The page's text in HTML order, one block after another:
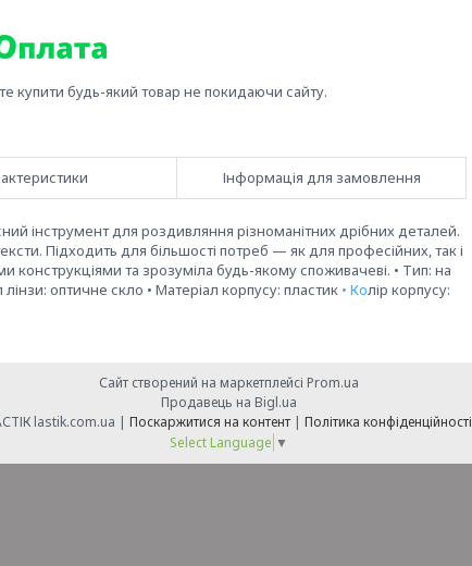
купити будь-який товар не покидаючи сайту.
Інформація для замовлення
інструмент для роздивляння різноманітних дрібних деталей.
Підходить для більшості потреб — як для професійних, так і
та зрозуміла будь-якому споживачеві. • Тип: на
оптичне скло • Матеріал корпусу: пластик • Колір корпусу:
Сайт створений на маркетплейсі Prom.ua
Продавець на Bigl.ua
ЛАСТІК lastik.com.ua | Поскаржитися на контент | Політика конфіденційності
Select Language ▼